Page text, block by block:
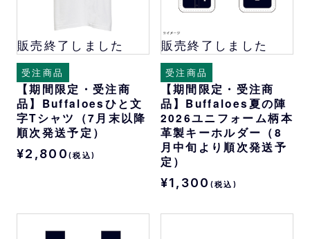
販売終了しました
受注商品
【期間限定・受注商
品】Buffaloesひと文
字Tシャツ（7月末以降
順次発送予定）
¥2,800 (税込)
販売終了しました
受注商品
【期間限定・受注商
品】Buffaloes夏の陣
2026ユニフォーム柄本
革製キーホルダー（8
月中旬より順次発送予
定）
¥1,300 (税込)